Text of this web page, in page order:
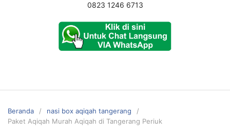
0823 1246 6713
Beranda
nasi box aqiqah tangerang
Paket Aqiqah Murah Aqiqah di Tangerang Periuk